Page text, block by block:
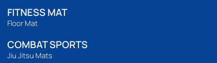
FITNESS MAT
Floor Mat
COMBAT SPORTS
Jiu Jitsu Mats